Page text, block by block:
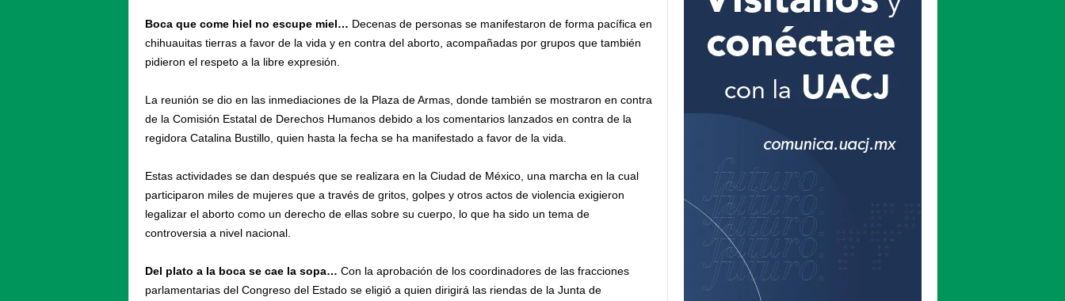
Boca que come hiel no escupe miel… Decenas de personas se manifestaron de forma pacífica en
chihuauitas tierras a favor de la vida y en contra del aborto, acompañadas por grupos que también
pidieron el respeto a la libre expresión.
La reunión se dio en las inmediaciones de la Plaza de Armas, donde también se mostraron en contra
de la Comisión Estatal de Derechos Humanos debido a los comentarios lanzados en contra de la
regidora Catalina Bustillo, quien hasta la fecha se ha manifestado a favor de la vida.
Estas actividades se dan después que se realizara en la Ciudad de México, una marcha en la cual
participaron miles de mujeres que a través de gritos, golpes y otros actos de violencia exigieron
legalizar el aborto como un derecho de ellas sobre su cuerpo, lo que ha sido un tema de
controversia a nivel nacional.
Del plato a la boca se cae la sopa… Con la aprobación de los coordinadores de las fracciones
parlamentarias del Congreso del Estado se eligió a quien dirigirá las riendas de la Junta de